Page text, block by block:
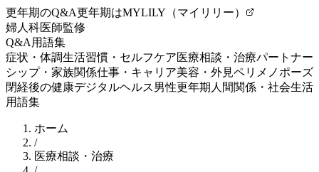
更年期のQ&A更年期はMYLILY（マイリリー）
婦人科医師監修
Q&A 用語集
症状・体調生活習慣・セルフケア医療相談・治療パートナー
シップ・家族関係仕事・キャリア美容・外見ペリメノポーズ
閉経後の健康デジタルヘルス男性更年期 人間関係・社会生活
用語集
ホーム
/
医療相談・治療